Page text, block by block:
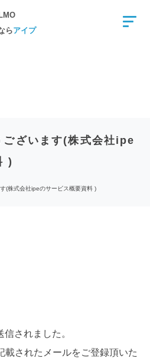
らアイプ
ございます(株式会社ipe
)
(株式会社ipeのサービス概要資料 )
されました。
載されたメールをご登録頂いた